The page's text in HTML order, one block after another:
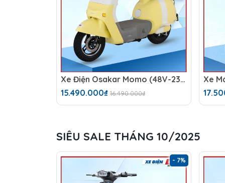
Xe Điện Osakar Momo (48V-23Ah)
15.490.000₫ 16.490.000₫
SIÊU SALE THÁNG 10/2025
- 7%